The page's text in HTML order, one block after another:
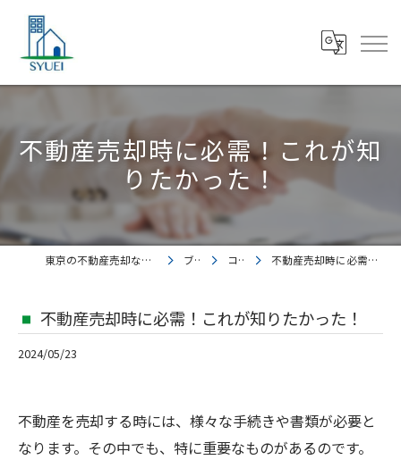
不動産売却時に必需！これが知
りたかった！
東京の不動産売却なら株式会社集英都市開発 ブログ コラム 不動産売却時に必需！これが知りたかった！
不動産売却時に必需！これが知りたかった！
2024/05/23
不動産を売却する時には、様々な手続きや書類が必要と
なります。その中でも、特に重要なものがあるのです。